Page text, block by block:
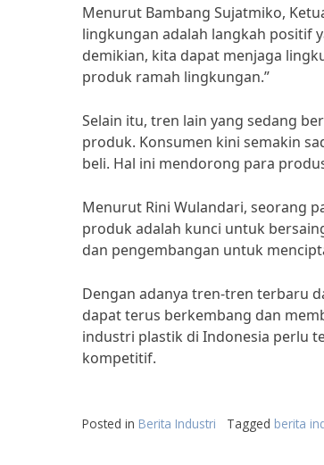
Menurut Bambang Sujatmiko,
lingkungan adalah langkah positif
demikian, kita dapat menjaga
produk ramah lingkungan.”
Selain itu, tren lain yang sedang
produk. Konsumen kini semakin
beli. Hal ini mendorong para
Menurut Rini Wulandari, seorang
produk adalah kunci untuk
dan pengembangan untuk
Dengan adanya tren-tren terbaru
dapat terus berkembang dan
industri plastik di Indonesia perlu
kompetitif.
Posted in Berita Industri Tagged berita